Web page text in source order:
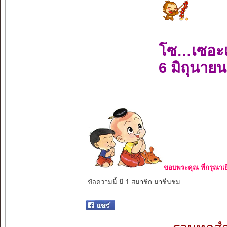
โซ…เซอะ
6 มิถุนาย
ขอบพระคุณ ที่กรุณาเ
ข้อความนี้ มี 1 สมาชิก มาชื่นชม